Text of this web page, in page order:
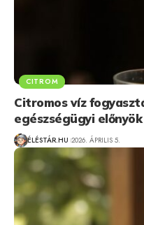
CITROM
Citromos víz
egészségügyi
ÉLÉSTÁR.HU 2026. ÁPRILIS 5.